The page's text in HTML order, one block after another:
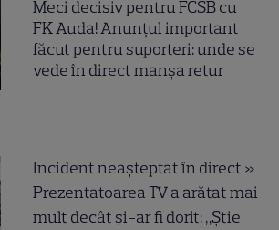
Meci decisiv pentru FCSB cu
FK Auda! Anunțul important
făcut pentru suporteri: unde se
vede în direct manșa retur
Incident neașteptat în direct »
Prezentatoarea TV a arătat mai
mult decât și-ar fi dorit: „Știe